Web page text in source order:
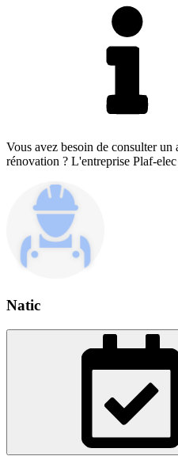
Vous avez besoin de consulter
rénovation ? L'entreprise Plaf-
Natic